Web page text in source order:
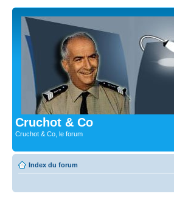
Cruchot & Co
Cruchot & Co, le forum
Index du forum